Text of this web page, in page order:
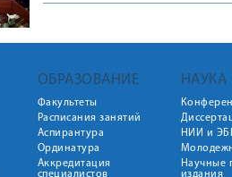
ОБРАЗОВАНИЕ
Факультеты
Расписания занятий
Аспирантура
Ординатура
Аккредитация
специалистов
НАУКА
НИИ и
Научные
издания